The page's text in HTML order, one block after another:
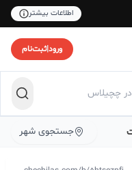
اطلاعات بیشتر
ورود|ثبت‌نام
جستجوی شهر